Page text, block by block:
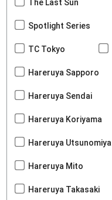
The Last Sun
Spotlight Series
TC Tokyo
Hareruya Sapporo
Hareruya Sendai
Hareruya Koriyama
Hareruya Utsunomiya
Hareruya Mito
Hareruya Takasaki